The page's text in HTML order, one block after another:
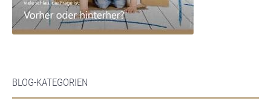
BLOG-KATEGORIEN